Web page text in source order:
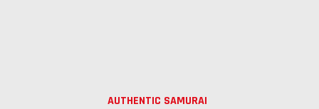
AUTHENTIC SAMURAI